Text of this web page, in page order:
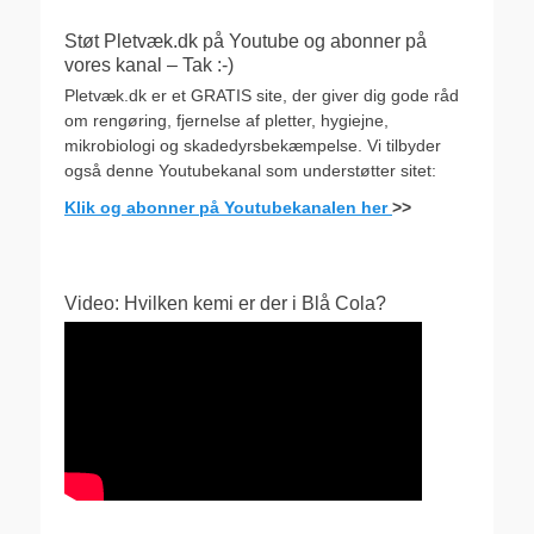
Støt Pletvæk.dk på Youtube og abonner på
vores kanal – Tak :-)
Pletvæk.dk er et GRATIS site, der giver dig gode råd
om rengøring, fjernelse af pletter, hygiejne,
mikrobiologi og skadedyrsbekæmpelse. Vi tilbyder
også denne Youtubekanal som understøtter sitet:
Klik og abonner på Youtubekanalen her>>
Video: Hvilken kemi er der i Blå Cola?